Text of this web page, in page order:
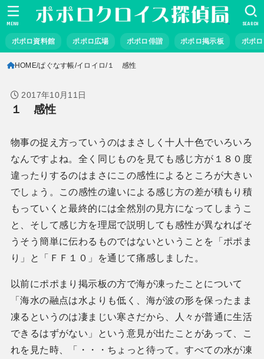
ポポロ資料館 ポポロ広場 ポポロ俳諧 ポポロ掲示板 ポポ
SEARCH
MENU
HOME ぱぐなす帳 イロイロ １ 感性
2017年10月11日
１ 感性
物事の捉え方っていうのはまさしく十人十色でいろいろ
なんですよね。全く同じものを見ても感じ方が１８０度
違ったりするのはまさにこの感性によるところが大きい
でしょう。この感性の違いによる感じ方の差が積もり積
もっていくと最終的には全然別の見方になってしまうこ
と、そして感じ方を理屈で説明しても感性が異なればそ
うそう簡単に伝わるものではないということを「ポポま
り」と「ＦＦ１０」を通じて痛感しました。
以前にポポまり掲示板の方で海が凍ったことについて
「海水の融点は水よりも低く、海が波の形を保ったまま
凍るというのは凄まじい寒さだから、人々が普通に生活
できるはずがない」という意見が出たことがあって、こ
れを見た時、「・・・ちょっと待って。すべての水が凍